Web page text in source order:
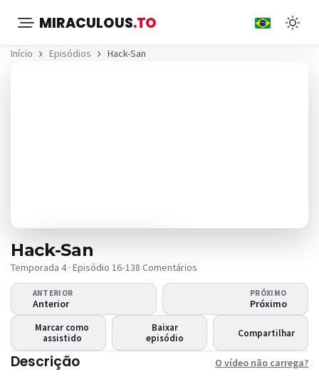
MIRACULOUS.TO
Início Episódios Hack-San
O vídeo não
carrega?
Este vídeo não está
disponível
Hack-San
Temporada 4 · Episódio 16•138 Comentários
ANTERIOR
Anterior
PRÓXIMO
Próximo
Marcar como
assistido
Baixar
episódio
Compartilhar
Descrição O vídeo não carrega?